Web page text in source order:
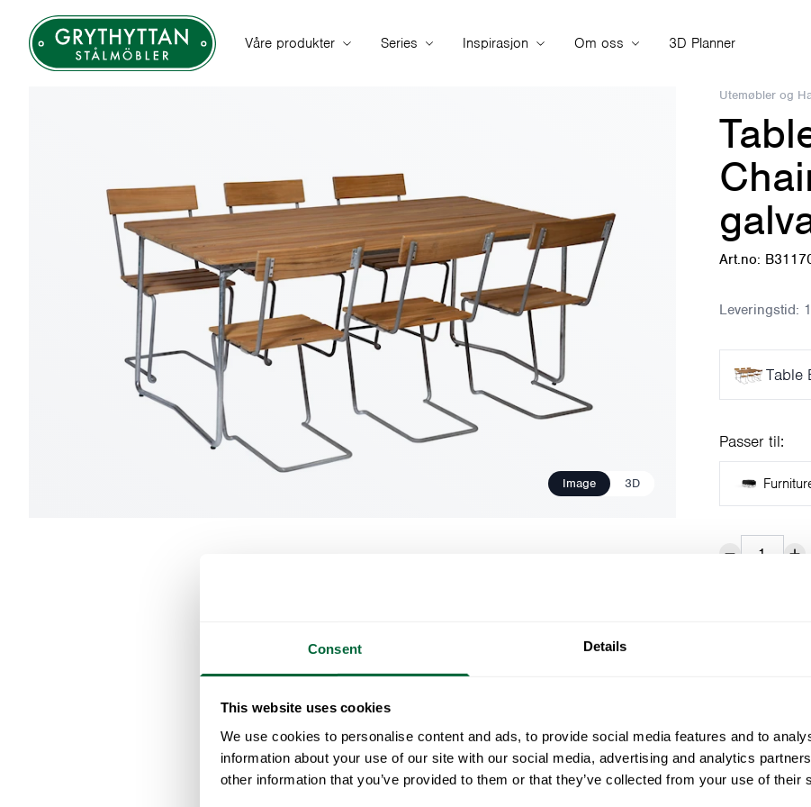
Consent Details
This website uses cookies
We use cookies to personalise content and ads, to provide social media features and to
information about your use of our site with our social media, advertising and analytics
other information that you’ve provided to them or that they’ve collected from your use of their
Våre produkter Series Inspirasjon Om oss 3D Planner
Image 3D
Utemøbler og
Art.no:
Leveringstid:
Table
Passer til:
Dette
sammen
understell.
Inkludert i
1 x Bord B31
6 x Stol 1 -